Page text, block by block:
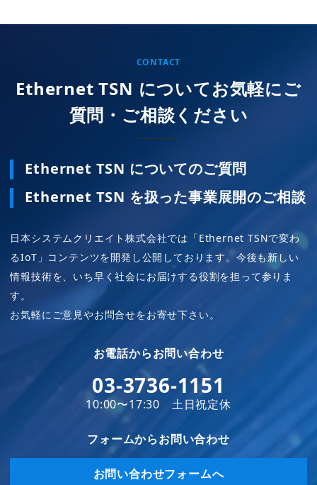
CONTACT
Ethernet TSN についてお気軽にご
質問・ご相談ください
Ethernet TSN についてのご質問
Ethernet TSN を扱った事業展開のご相談
日本システムクリエイト株式会社では「Ethernet TSNで変わ
るIoT」コンテンツを開発し公開しております。今後も新しい
情報技術を、いち早く社会にお届けする役割を担って参りま
す。
お気軽にご意見やお問合せをお寄せ下さい。
お電話からお問い合わせ
03-3736-1151
10:00〜17:30 土日祝定休
フォームからお問い合わせ
お問い合わせフォームへ